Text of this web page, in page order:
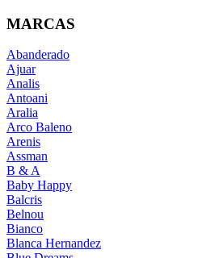
MARCAS
Abanderado
Ajuar
Analis
Antoani
Aralia
Arco Baleno
Arenis
Assman
B & A
Baby Happy
Balcris
Belnou
Bianco
Blanca Hernandez